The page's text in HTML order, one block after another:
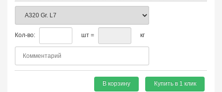
Кол-во: шт = кг
В корзину Купить в 1 клик